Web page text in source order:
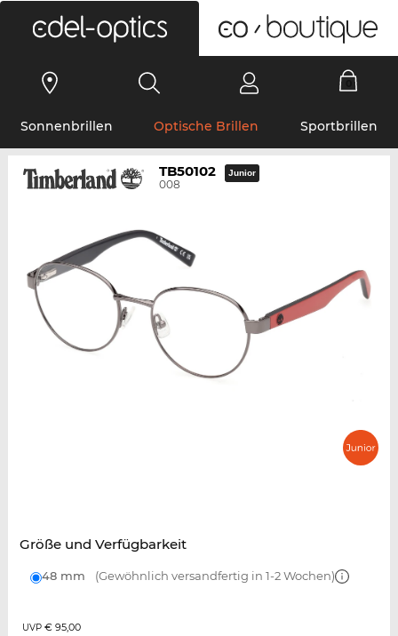
Sonnenbrillen Optische Brillen Sportbrillen
TB50102
008
Junior
Größe und Verfügbarkeit
48 mm (Gewöhnlich versandfertig in 1-2 Wochen)
UVP € 95,00